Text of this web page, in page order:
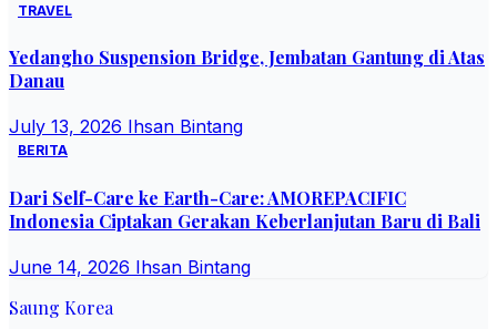
TRAVEL
Yedangho Suspension Bridge, Jembatan Gantung di Atas
Danau
July 13, 2026 Ihsan Bintang
BERITA
Dari Self-Care ke Earth-Care: AMOREPACIFIC
Indonesia Ciptakan Gerakan Keberlanjutan Baru di Bali
June 14, 2026 Ihsan Bintang
Saung Korea